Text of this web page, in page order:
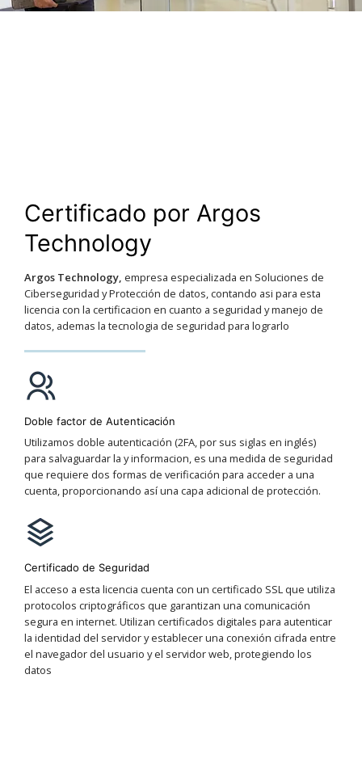
Certificado por Argos
Technology
Argos Technology, empresa especializada en Soluciones de
Ciberseguridad y Protección de datos, contando asi para esta
licencia con la certificacion en cuanto a seguridad y manejo de
datos, ademas la tecnologia de seguridad para lograrlo
Doble factor de Autenticación
Utilizamos doble autenticación (2FA, por sus siglas en inglés)
para salvaguardar la y informacion, es una medida de seguridad
que requiere dos formas de verificación para acceder a una
cuenta, proporcionando así una capa adicional de protección.
Certificado de Seguridad
El acceso a esta licencia cuenta con un certificado SSL que utiliza
protocolos criptográficos que garantizan una comunicación
segura en internet. Utilizan certificados digitales para autenticar
la identidad del servidor y establecer una conexión cifrada entre
el navegador del usuario y el servidor web, protegiendo los
datos